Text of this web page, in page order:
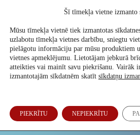
Atbalsti mūs
Hantavīrusa skartais kuģis nav piestājis
Šī tīmekļa vietne izmanto
Mūsu tīmekļa vietnē tiek izmantotas
uzlabotu tīmekļa vietnes darbību, sniegtu
pielāgotu informāciju par mūsu produktiem
vietnes apmeklējumu. Lietotājam jebkurā
atteikties vai mainīt savu piekrišanu. Vairāk
izmantotajām sīkdatnēm skatīt sīkdatņu
PIEKRĪTU NEPIEKRĪTU